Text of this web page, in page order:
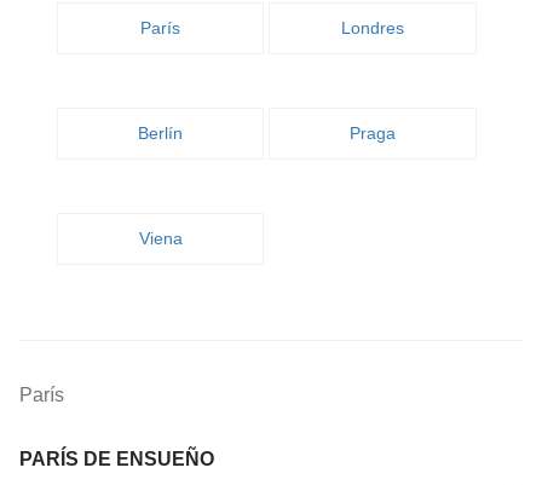
París Londres
Berlín Praga
Viena
París
PARÍS DE ENSUEÑO